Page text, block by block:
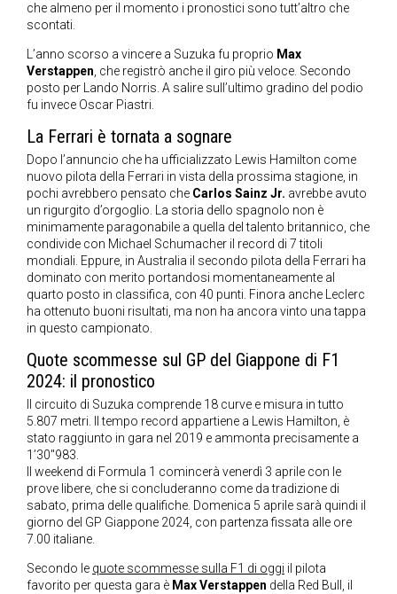
che almeno per il momento i pronostici sono tutt’altro che
scontati.
L’anno scorso a vincere a Suzuka fu proprio Max
Verstappen, che registrò anche il giro più veloce. Secondo
posto per Lando Norris. A salire sull’ultimo gradino del podio
fu invece Oscar Piastri.
La Ferrari è tornata a sognare
Dopo l’annuncio che ha ufficializzato Lewis Hamilton come
nuovo pilota della Ferrari in vista della prossima stagione, in
pochi avrebbero pensato che Carlos Sainz Jr. avrebbe avuto
un rigurgito d’orgoglio. La storia dello spagnolo non è
minimamente paragonabile a quella del talento britannico, che
condivide con Michael Schumacher il record di 7 titoli
mondiali. Eppure, in Australia il secondo pilota della Ferrari ha
dominato con merito portandosi momentaneamente al
quarto posto in classifica, con 40 punti. Finora anche Leclerc
ha ottenuto buoni risultati, ma non ha ancora vinto una tappa
in questo campionato.
Quote scommesse sul GP del Giappone di F1
2024: il pronostico
Il circuito di Suzuka comprende 18 curve e misura in tutto
5.807 metri. Il tempo record appartiene a Lewis Hamilton, è
stato raggiunto in gara nel 2019 e ammonta precisamente a
1’30″983.
Il weekend di Formula 1 comincerà venerdì 3 aprile con le
prove libere, che si concluderanno come da tradizione di
sabato, prima delle qualifiche. Domenica 5 aprile sarà quindi il
giorno del GP Giappone 2024, con partenza fissata alle ore
7.00 italiane.
Secondo le quote scommesse sulla F1 di oggi il pilota
favorito per questa gara è Max Verstappen della Red Bull, il